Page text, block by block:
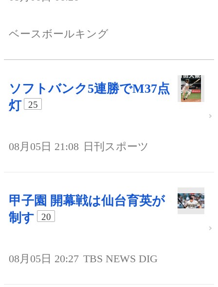
ベースボールキング
ソフトバンク5連勝でM37点
灯
25
08月05日 21:08 日刊スポーツ
甲子園 開幕戦は仙台育英が
制す
20
08月05日 20:27 TBS NEWS DIG